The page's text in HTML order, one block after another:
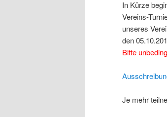
In Kürze
Vereins-
unseres
den
Bitte
Je mehr